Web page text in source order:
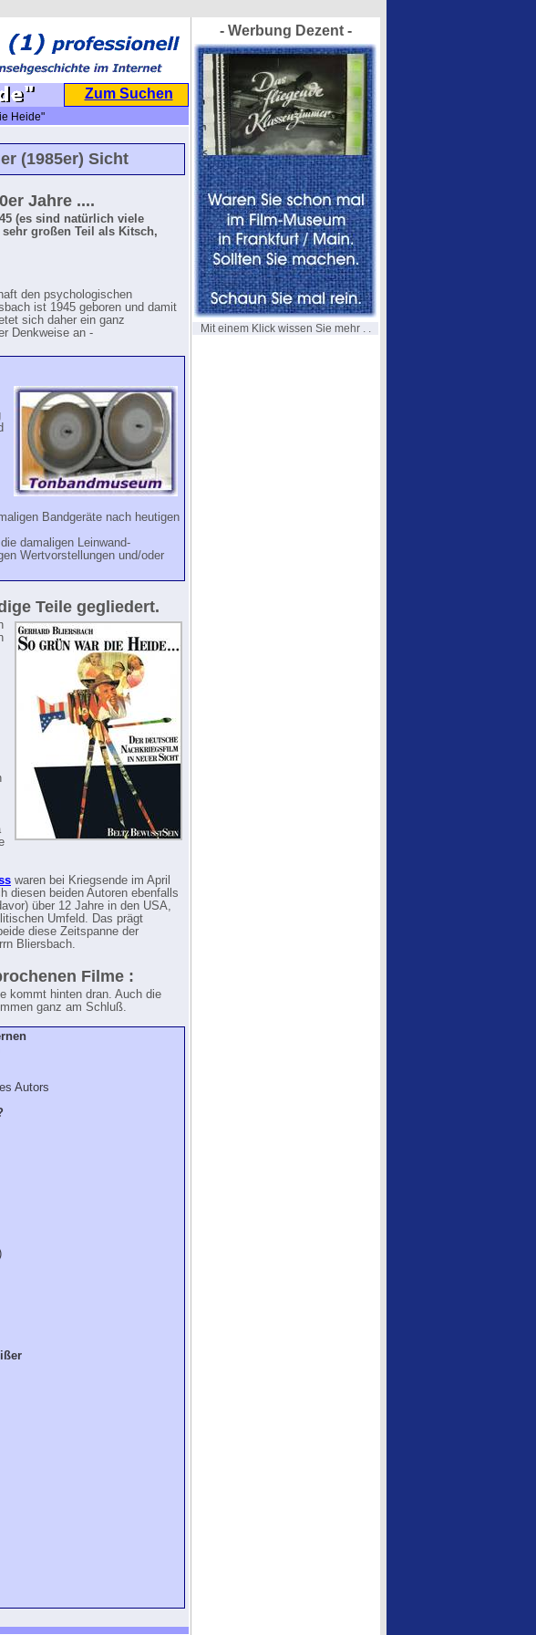
Zum Suchen
Heide"
(1985er) Sicht
Jahre ....
(es sind natürlich viele
großen Teil als Kitsch,
den psychologischen
ist 1945 geboren und damit
sich daher ein ganz
Denkweise an -
Bandgeräte nach heutigen
damaligen Leinwand-
Wertvorstellungen und/oder
Teile gegliedert.
waren bei Kriegsende im April
diesen beiden Autoren ebenfalls
über 12 Jahre in den USA,
Umfeld. Das prägt
diese Zeitspanne der
Bliersbach.
Filme :
kommt hinten dran. Auch die
ganz am Schluß.
Autors
- Werbung Dezent -
Mit einem Klick wissen Sie mehr . .